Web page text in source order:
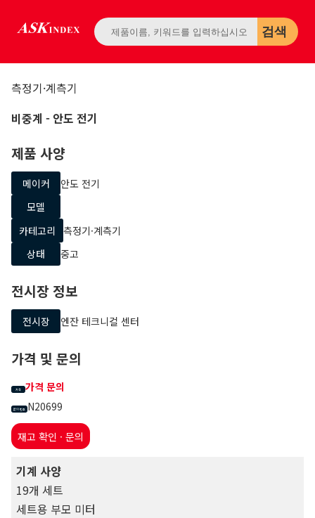
검색
측정기·계측기
비중계 - 안도 전기
제품 사양
메이커
안도 전기
모델
카테고리
측정기·계측기
상태
중고
전시장 정보
전시장 엔잔 테크니컬 센터
가격 및 문의
가격 가격 문의
문의 번호 N20699
재고 확인 · 문의
기계 사양
19개 세트
세트용 부모 미터